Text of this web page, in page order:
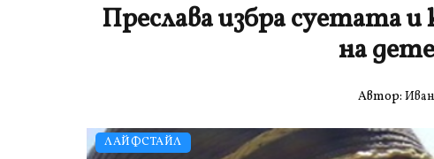
ЛАЙФСТАЙЛ
Преслава избра суетата
на
Автор: